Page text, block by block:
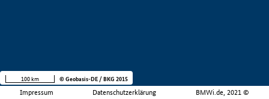
Impressum Datenschutzerklärung BMWi.de, 2021 ©
100 km © Geobasis-DE / BKG 2015